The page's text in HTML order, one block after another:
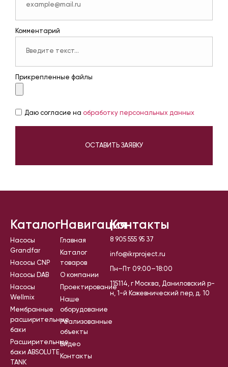
Комментарий
Прикрепленные файлы
Даю согласие на обработку персональных данных
ОСТАВИТЬ ЗАЯВКУ
Каталог
Насосы
Grandfar
Насосы CNP
Насосы DAB
Насосы
Wellmix
Мембранные
расширительные
баки
Расширительные
баки ABSOLUTE
TANK
Навигация
Главная
Каталог
товаров
О компании
Проектирование
Наше
оборудование
Реализованные
объекты
Видео
Контакты
Контакты
8 905 555 95 37
info@ikrproject.ru
Пн–Пт 09:00–18:00
115114, г Москва, Даниловский р-
н, 1-й Кожевнический пер, д. 10